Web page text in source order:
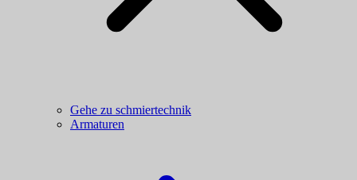
Gehe zu schmiertechnik
Armaturen